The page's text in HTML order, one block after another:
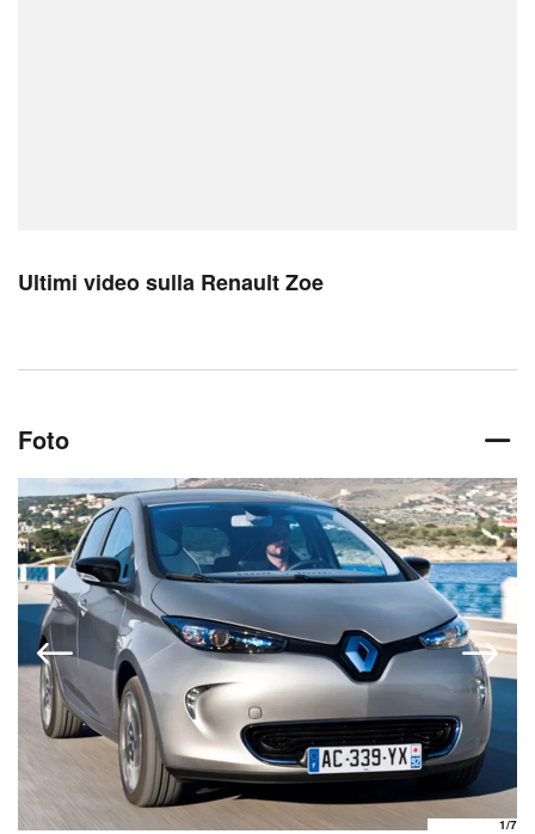
Ultimi video sulla Renault Zoe
Foto
1/7